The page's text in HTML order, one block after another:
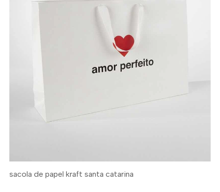
sacola de papel kraft santa catarina